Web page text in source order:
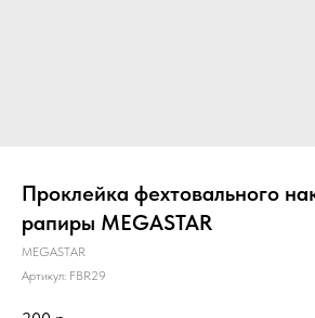
Проклейка фехтовального
рапиры MEGASTAR
MEGASTAR
Артикул: FBR29